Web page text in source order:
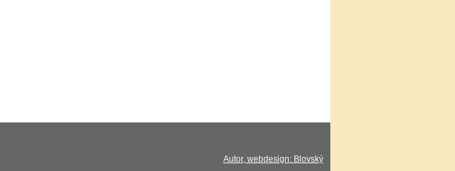
Autor, webdesign: Blovský